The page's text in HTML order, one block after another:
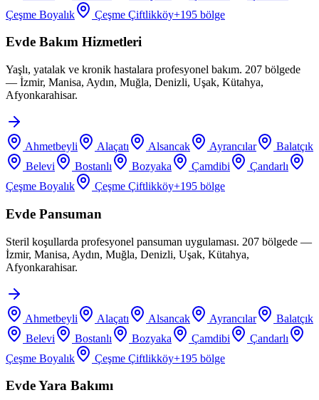
Çeşme Boyalık
Çeşme Çiftlikköy+195 bölge
Evde Bakım Hizmetleri
Yaşlı, yatalak ve kronik hastalara profesyonel bakım. 207 bölgede
— İzmir, Manisa, Aydın, Muğla, Denizli, Uşak, Kütahya,
Afyonkarahisar.
Ahmetbeyli Alaçatı Alsancak Ayrancılar
Balatçık
Belevi
Bostanlı Bozyaka Çamdibi
Çandarlı
Çeşme Boyalık
Çeşme Çiftlikköy+195 bölge
Evde Pansuman
Steril koşullarda profesyonel pansuman uygulaması. 207 bölgede —
İzmir, Manisa, Aydın, Muğla, Denizli, Uşak, Kütahya,
Afyonkarahisar.
Ahmetbeyli Alaçatı Alsancak Ayrancılar
Balatçık
Belevi
Bostanlı Bozyaka Çamdibi
Çandarlı
Çeşme Boyalık
Çeşme Çiftlikköy+195 bölge
Evde Yara Bakımı